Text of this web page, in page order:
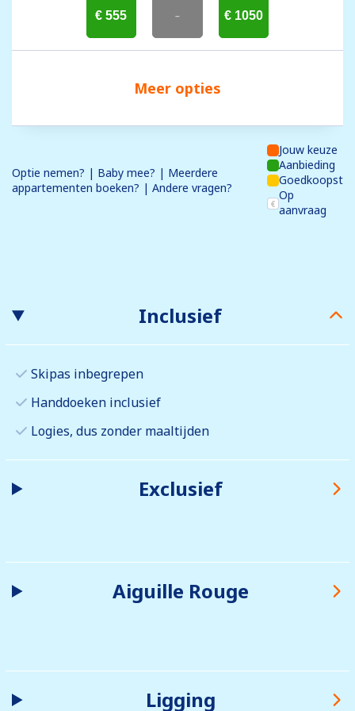
€ 555 - € 1050
Meer opties
Optie nemen? | Baby mee? | Meerdere
appartementen boeken? | Andere vragen?
Jouw keuze
Aanbieding
Goedkoopst
Op
aanvraag
Inclusief
Skipas inbegrepen
Handdoeken inclusief
Logies, dus zonder maaltijden
Exclusief
Aiguille Rouge
Ligging